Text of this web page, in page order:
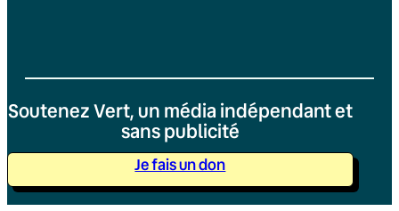
Soutenez Vert, un média indépendant et
sans publicité
Je fais un don